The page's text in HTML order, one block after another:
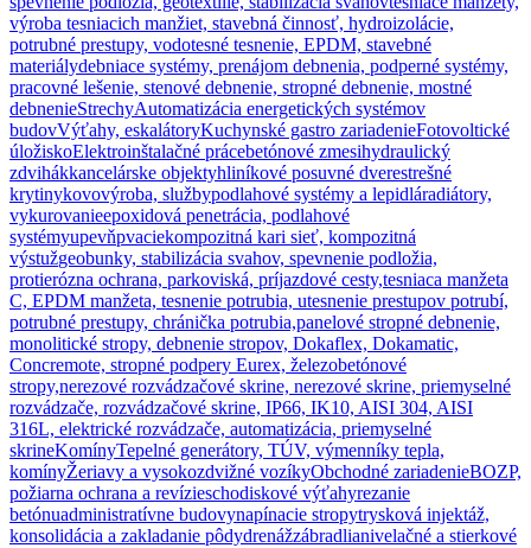
výroba tesniacich manžiet, stavebná činnosť, hydroizolácie,
potrubné prestupy, vodotesné tesnenie, EPDM, stavebné
materiálydebniace systémy, prenájom debnenia, podperné systémy,
pracovné lešenie, stenové debnenie, stropné debnenie, mostné
debnenieStrechyAutomatizácia energetických systémov
budovVýťahy, eskalátoryKuchynské gastro zariadenieFotovoltické
úložiskoElektroinštalačné prácebetónové zmesihydraulický
zdvihákkancelárske objektyhliníkové posuvné dverestrešné
krytinykovovýroba, službypodlahové systémy a lepidláradiátory,
vykurovanieepoxidová penetrácia, podlahové
systémyupevňpvaciekompozitná kari sieť, kompozitná
výstužgeobunky, stabilizácia svahov, spevnenie podložia,
protierózna ochrana, parkoviská, príjazdové cesty,tesniaca manžeta
C, EPDM manžeta, tesnenie potrubia, utesnenie prestupov potrubí,
potrubné prestupy, chránička potrubia,panelové stropné debnenie,
monolitické stropy, debnenie stropov, Dokaflex, Dokamatic,
Concremote, stropné podpery Eurex, železobetónové
stropy,nerezové rozvádzačové skrine, nerezové skrine, priemyselné
rozvádzače, rozvádzačové skrine, IP66, IK10, AISI 304, AISI
316L, elektrické rozvádzače, automatizácia, priemyselné
skrineKomínyTepelné generátory, TÚV, výmenníky tepla,
komínyŽeriavy a vysokozdvižné vozíkyObchodné zariadenieBOZP,
požiarna ochrana a revízieschodiskové výťahyrezanie
betónuadministratívne budovynapínacie stropytrysková injektáž,
konsolidácia a zakladanie pôdydrenážzábradlianivelačné a stierkové